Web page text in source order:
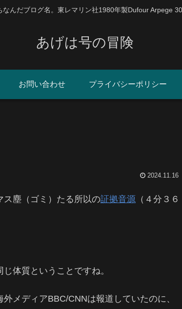
んだブログ名。東レマリン社1980年製Dufour Arpege
あげは号の冒険
お問い合わせ プライバシーポリシー
2024.11.16
ス塵（ゴミ）たる所以の証拠音源 （４分３６
体質ということですね。
メディアBBC/CNNは報道していたのに、